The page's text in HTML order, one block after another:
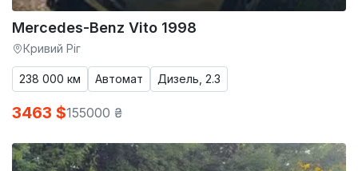
Mercedes-Benz Vito 1998
Кривий Ріг
238 000 км Автомат Дизель, 2.3
3463 $155000 ₴